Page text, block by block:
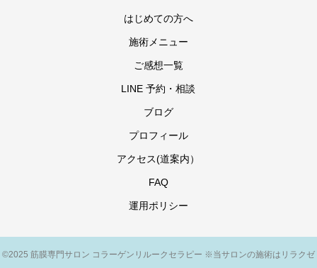
はじめての方へ
施術メニュー
ご感想一覧
LINE 予約・相談
ブログ
プロフィール
アクセス(道案内）
FAQ
運用ポリシー
©2025 筋膜専門サロン コラーゲンリルークセラピー ※当サロンの施術はリラクゼ